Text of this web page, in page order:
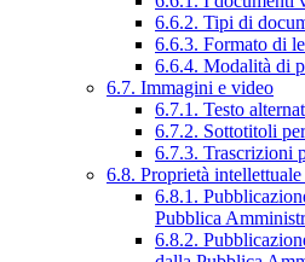
6.6.2. Tipi di
6.6.3. Formato di
6.6.4. Modalità di
6.7. Immagini e video
6.7.1. Testo
6.7.2. Sottotitoli
6.7.3. Trascrizioni
6.8. Proprietà
6.8.1.
Pubblica
6.8.2.